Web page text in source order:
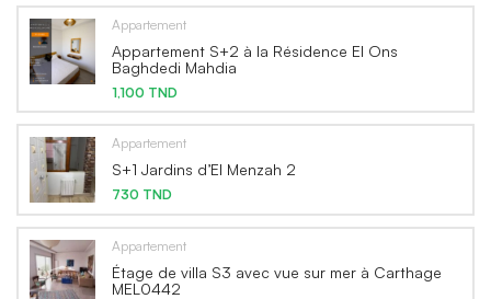
Appartement
Appartement S+2 à la Résidence El Ons
Baghdedi Mahdia
1,100 TND
Appartement
S+1 Jardins d’El Menzah 2
730 TND
Appartement
Étage de villa S3 avec vue sur mer à Carthage
MEL0442